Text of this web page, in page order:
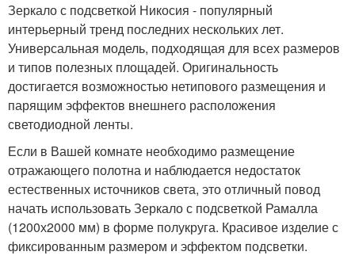
Зеркало с подсветкой Никосия - популярный
интерьерный тренд последних нескольких лет.
Универсальная модель, подходящая для всех размеров
и типов полезных площадей. Оригинальность
достигается возможностью нетипового размещения и
парящим эффектов внешнего расположения
светодиодной ленты.
Если в Вашей комнате необходимо размещение
отражающего полотна и наблюдается недостаток
естественных источников света, это отличный повод
начать использовать Зеркало с подсветкой Рамалла
(1200х2000 мм) в форме полукруга. Красивое изделие с
фиксированным размером и эффектом подсветки.